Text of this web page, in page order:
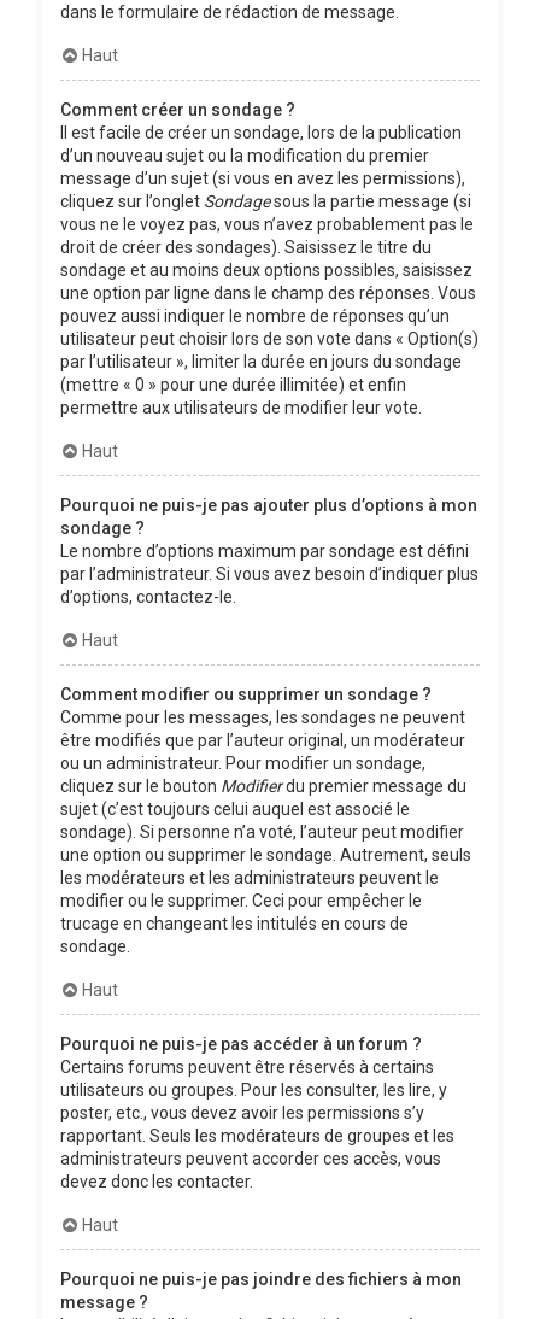
dans le formulaire de rédaction de message.
Haut
Comment créer un sondage ?
Il est facile de créer un sondage, lors de la publication
d’un nouveau sujet ou la modification du premier
message d’un sujet (si vous en avez les permissions),
cliquez sur l’onglet Sondagesous la partie message (si
vous ne le voyez pas, vous n’avez probablement pas le
droit de créer des sondages). Saisissez le titre du
sondage et au moins deux options possibles, saisissez
une option par ligne dans le champ des réponses. Vous
pouvez aussi indiquer le nombre de réponses qu’un
utilisateur peut choisir lors de son vote dans « Option(s)
par l’utilisateur », limiter la durée en jours du sondage
(mettre « 0 » pour une durée illimitée) et enfin
permettre aux utilisateurs de modifier leur vote.
Haut
Pourquoi ne puis-je pas ajouter plus d’options à mon
sondage ?
Le nombre d’options maximum par sondage est défini
par l’administrateur. Si vous avez besoin d’indiquer plus
d’options, contactez-le.
Haut
Comment modifier ou supprimer un sondage ?
Comme pour les messages, les sondages ne peuvent
être modifiés que par l’auteur original, un modérateur
ou un administrateur. Pour modifier un sondage,
cliquez sur le bouton Modifierdu premier message du
sujet (c’est toujours celui auquel est associé le
sondage). Si personne n’a voté, l’auteur peut modifier
une option ou supprimer le sondage. Autrement, seuls
les modérateurs et les administrateurs peuvent le
modifier ou le supprimer. Ceci pour empêcher le
trucage en changeant les intitulés en cours de
sondage.
Haut
Pourquoi ne puis-je pas accéder à un forum ?
Certains forums peuvent être réservés à certains
utilisateurs ou groupes. Pour les consulter, les lire, y
poster, etc., vous devez avoir les permissions s’y
rapportant. Seuls les modérateurs de groupes et les
administrateurs peuvent accorder ces accès, vous
devez donc les contacter.
Haut
Pourquoi ne puis-je pas joindre des fichiers à mon
message ?